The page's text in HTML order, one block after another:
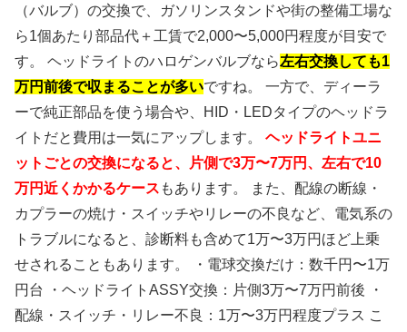
（バルブ）の交換で、ガソリンスタンドや街の整備工場な
ら1個あたり部品代＋工賃で2,000〜5,000円程度が目安で
す。 ヘッドライトのハロゲンバルブなら左右交換しても1
万円前後で収まることが多いですね。 一方で、ディーラ
ーで純正部品を使う場合や、HID・LEDタイプのヘッドラ
イトだと費用は一気にアップします。 ヘッドライトユニ
ットごとの交換になると、片側で3万〜7万円、左右で10
万円近くかかるケース もあります。 また、配線の断線・
カプラーの焼け・スイッチやリレーの不良など、電気系の
トラブルになると、診断料も含めて1万〜3万円ほど上乗
せされることもあります。 ・電球交換だけ：数千円〜1万
円台 ・ヘッドライトASSY交換：片側3万〜7万円前後 ・
配線・スイッチ・リレー不良：1万〜3万円程度プラス こ